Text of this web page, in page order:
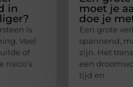
in
is
Veel
of
risico’s
moet je
doe je
Een grote
spannend,
zijn. Het
een
tijd en